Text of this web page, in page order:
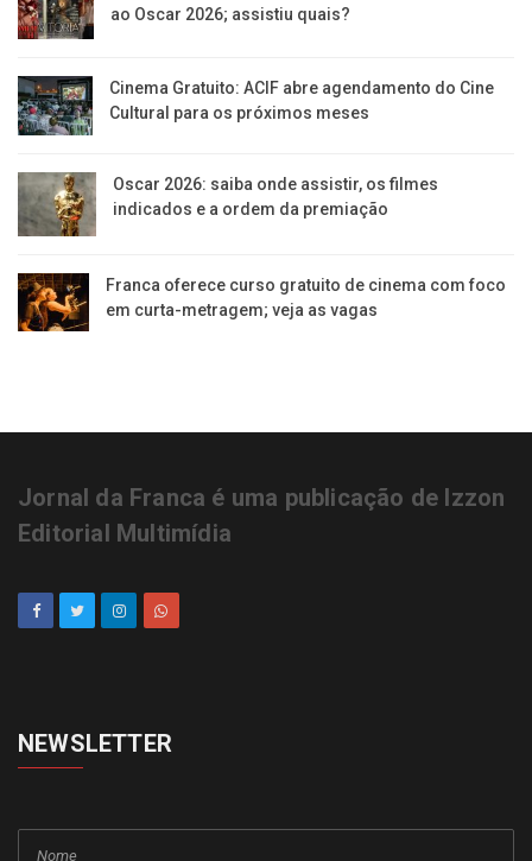
ao Oscar 2026; assistiu quais?
Cinema Gratuito: ACIF abre agendamento do Cine
Cultural para os próximos meses
Oscar 2026: saiba onde assistir, os filmes
indicados e a ordem da premiação
Franca oferece curso gratuito de cinema com foco
em curta-metragem; veja as vagas
Jornal da Franca é uma publicação de Izzon
Editorial Multimídia
NEWSLETTER